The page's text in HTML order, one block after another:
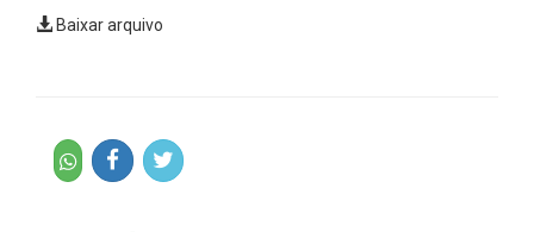
Baixar arquivo